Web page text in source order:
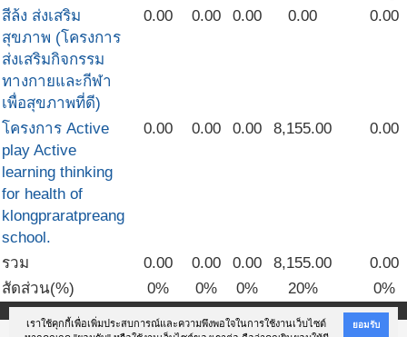
เราใช้คุกกี้เพื่อเพิ่มประสบการณ์และความพึงพอใจในการใช้งานเว็บไซต์
ยอมรับ
สีล้ง ส่งเสริม
สุขภาพ (โครงการ
ส่งเสริมกิจกรรม
ทางกายและกีฬา
เพื่อสุขภาพที่ดี)
0.00 0.00 0.00 0.00 0.00
โครงการ Active
play Active
learning thinking
for health of
klongpraratpreang
school.
0.00 0.00 0.00 8,155.00 0.00
รวม 0.00 0.00 0.00 8,155.00
0.00
สัดส่วน(%)
0% 0% 0% 20% 0%